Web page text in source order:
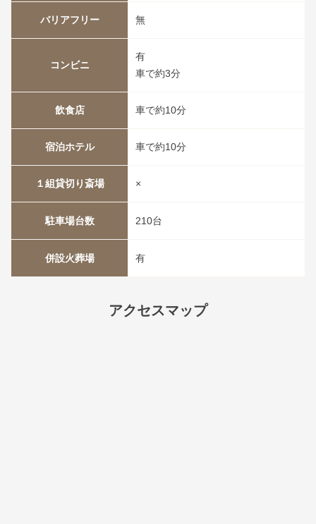
バリアフリー 無
コンビニ
有
車で約3分
飲食店 車で約10分
宿泊ホテル 車で約10分
１組貸切り斎場 ×
駐車場台数 210台
併設火葬場 有
アクセスマップ